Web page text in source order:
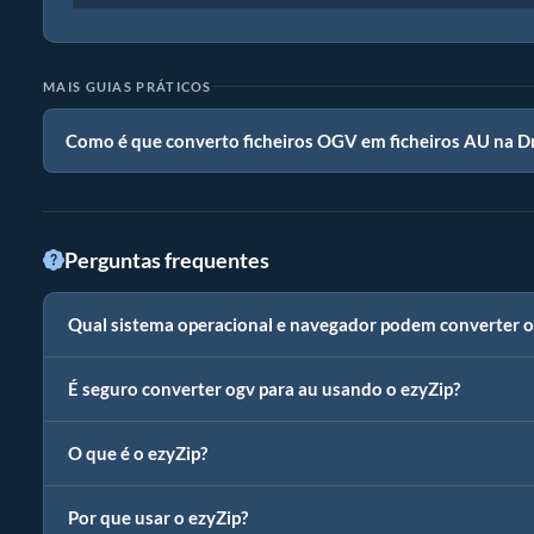
MAIS GUIAS PRÁTICOS
Como é que converto ficheiros OGV em ficheiros AU na
Perguntas frequentes
Qual sistema operacional e navegador podem converter
É seguro converter ogv para au usando o ezyZip?
O que é o ezyZip?
Por que usar o ezyZip?